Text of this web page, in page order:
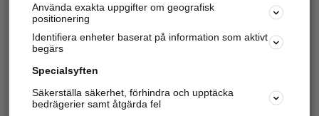
Använda exakta uppgifter om geografisk
positionering
Identifiera enheter baserat på information som aktivt
begärs
Specialsyften
Säkerställa säkerhet, förhindra och upptäcka
bedrägerier samt åtgärda fel